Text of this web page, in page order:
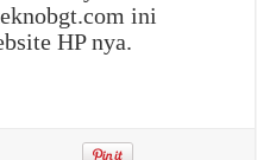
ini
HP nya.